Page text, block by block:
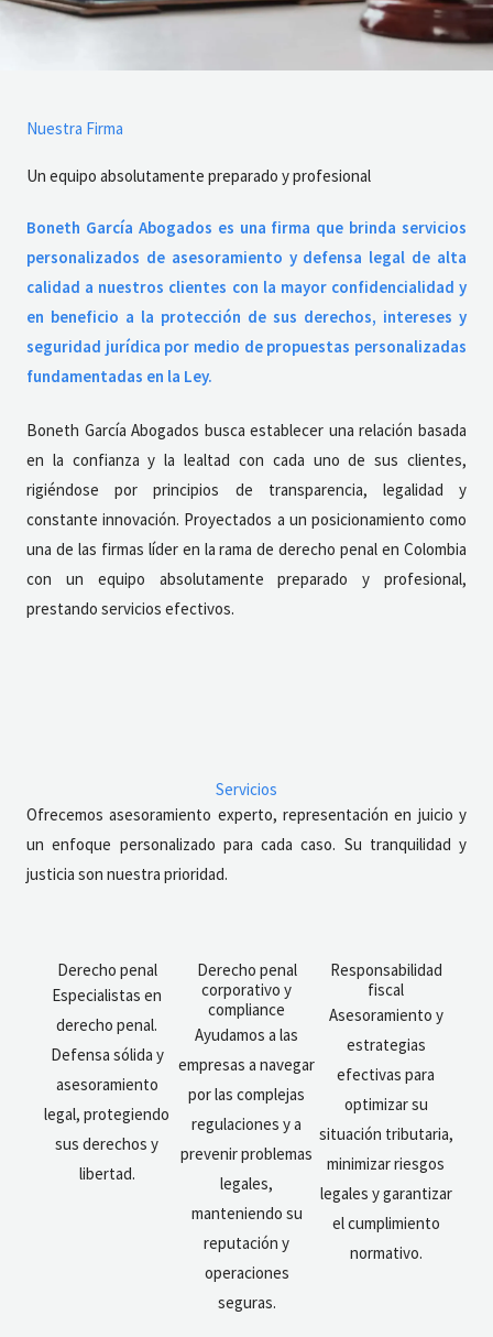
Nuestra Firma
Un equipo absolutamente preparado y profesional
Boneth García Abogados es una firma que brinda servicios
personalizados de asesoramiento y defensa legal de alta
calidad a nuestros clientes con la mayor confidencialidad y
en beneficio a la protección de sus derechos, intereses y
seguridad jurídica por medio de propuestas personalizadas
fundamentadas en la Ley.
Boneth García Abogados busca establecer una relación basada
en la confianza y la lealtad con cada uno de sus clientes,
rigiéndose por principios de transparencia, legalidad y
constante innovación. Proyectados a un posicionamiento como
una de las firmas líder en la rama de derecho penal en Colombia
con un equipo absolutamente preparado y profesional,
prestando servicios efectivos.
Servicios
Ofrecemos asesoramiento experto, representación en juicio y
un enfoque personalizado para cada caso. Su tranquilidad y
justicia son nuestra prioridad.
Derecho penal
Especialistas en
derecho penal.
Defensa sólida y
asesoramiento
legal, protegiendo
sus derechos y
libertad.
Derecho penal
corporativo y
compliance
Ayudamos a las
empresas a navegar
por las complejas
regulaciones y a
prevenir problemas
legales,
manteniendo su
reputación y
operaciones
seguras.
Responsabilidad
fiscal
Asesoramiento y
estrategias
efectivas para
optimizar su
situación tributaria,
minimizar riesgos
legales y garantizar
el cumplimiento
normativo.